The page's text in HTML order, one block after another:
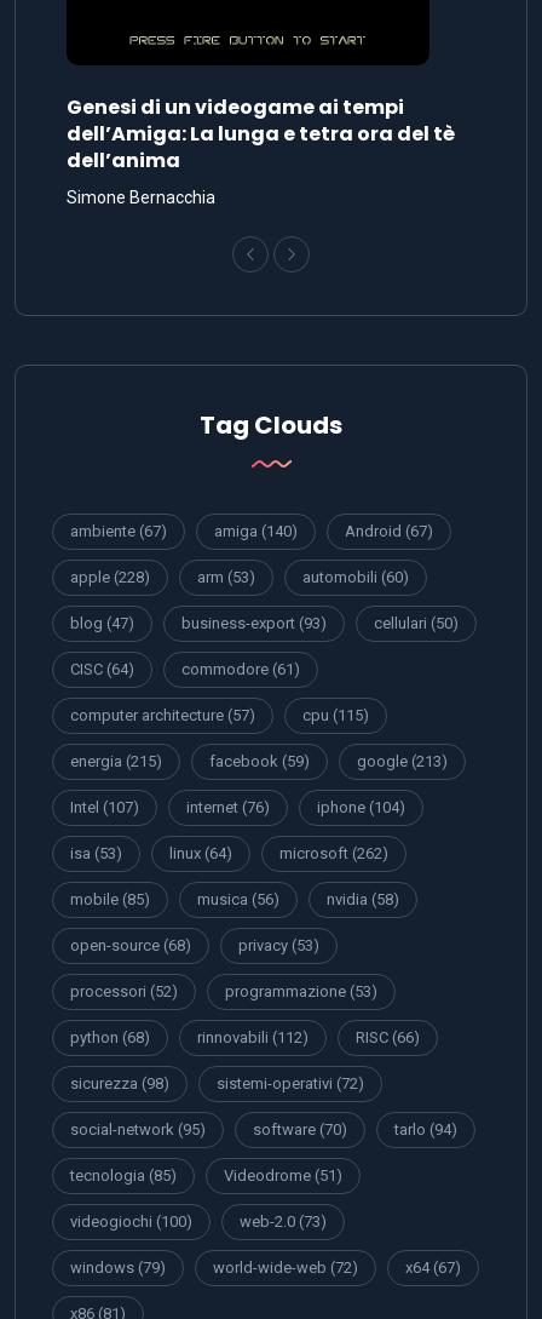
Genesi di un videogame ai tempi
dell’Amiga: La lunga e tetra ora del tè
dell’anima
Simone Bernacchia
Tag Clouds
ambiente (67) amiga (140) Android (67)
apple (228) arm (53) automobili (60)
blog (47) business-export (93) cellulari (50)
CISC (64) commodore (61)
computer architecture (57) cpu (115)
energia (215) facebook (59) google (213)
Intel (107) internet (76) iphone (104)
isa (53) linux (64) microsoft (262)
mobile (85) musica (56) nvidia (58)
open-source (68) privacy (53)
processori (52) programmazione (53)
python (68) rinnovabili (112) RISC (66)
sicurezza (98) sistemi-operativi (72)
social-network (95) software (70) tarlo (94)
tecnologia (85) Videodrome (51)
videogiochi (100) web-2.0 (73)
windows (79) world-wide-web (72) x64(67)
x86 (81)